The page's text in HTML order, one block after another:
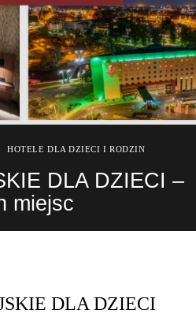
HOTELE DLA DZIECI I RODZIN
DLA DZIECI –
miejsc
DLA DZIECI